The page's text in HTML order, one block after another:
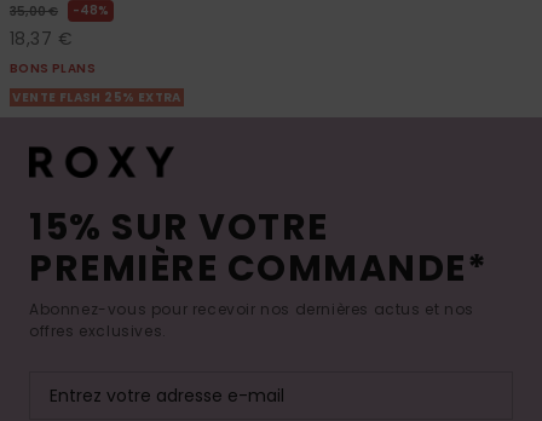
35,00 € 48%
18,37 €
BONS PLANS
VENTE FLASH 25% EXTRA
15% SUR VOTRE
PREMIÈRE COMMANDE*
Abonnez-vous pour recevoir nos dernières actus et nos
offres exclusives.